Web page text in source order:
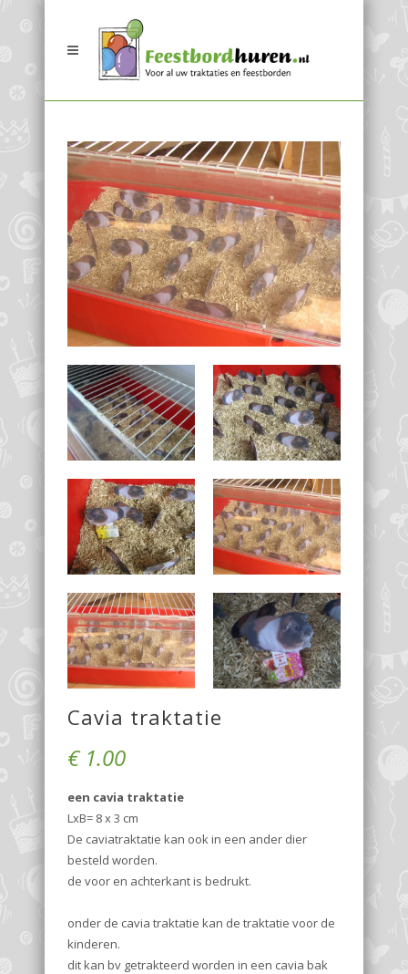
Cavia traktatie
€1.00
een cavia traktatie
LxB= 8 x 3 cm
De caviatraktatie kan ook in een ander dier
besteld worden.
de voor en achterkant is bedrukt.
onder de cavia traktatie kan de traktatie voor de
kinderen.
dit kan bv getrakteerd worden in een cavia bak